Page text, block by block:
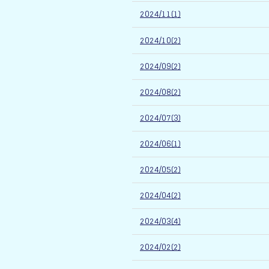
2024/11(1)
2024/10(2)
2024/09(2)
2024/08(2)
2024/07(3)
2024/06(1)
2024/05(2)
2024/04(2)
2024/03(4)
2024/02(2)